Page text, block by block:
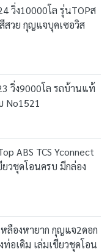
วิ่ง10000โล รุ่นTOPส
สวย กุญแจบุคเซอวิส
วิ่ง9000โล รถบ้านแท้
No1521
ABS TCS Yconnect
วชุดโอนครบ มีกล่อง
หลืองหายาก กุญแจ2ดอก
อเดิม เล่มเขียวชุดโอน